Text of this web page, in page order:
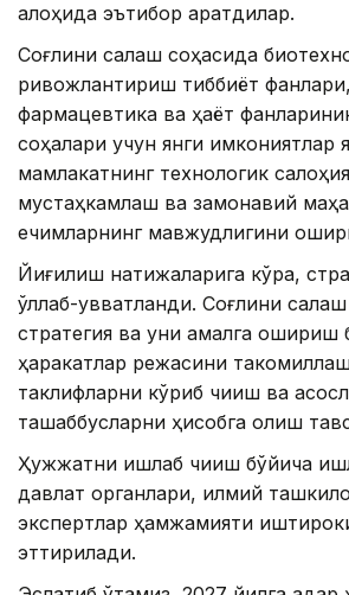
алоҳида эътибор қаратдилар.
Соғлиқни сақлаш соҳасида
ривожлантириш тиббиёт
фармацевтика ва ҳаёт
соҳалари учун янги имкониятлар
мамлакатнинг технологик
мустаҳкамлаш ва замонавий
ечимларнинг мавжудлигини
Йиғилиш натижаларига кўра,
қўллаб-қувватланди. Соғлиқни
стратегия ва уни амалга ошириш
ҳаракатлар режасини
таклифларни кўриб чиқиш ва
ташаббусларни ҳисобга олиш
Ҳужжатни ишлаб чиқиш бўйича
давлат органлари, илмий
экспертлар ҳамжамияти
эттирилади.